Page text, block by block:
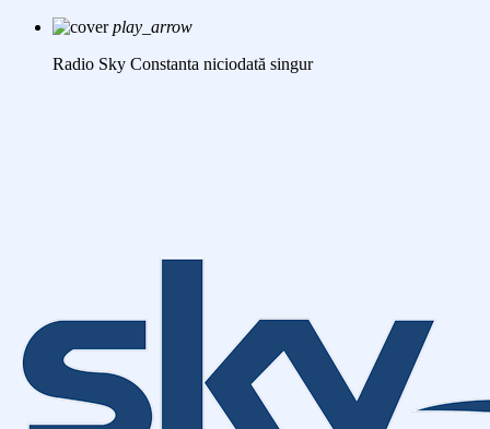
play_arrow
Radio Sky Constanta niciodată singur